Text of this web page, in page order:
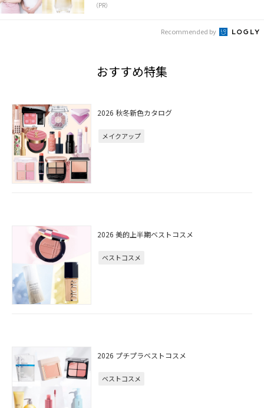
（PR）
Recommended by
おすすめ特集
2026 秋冬新色カタログ
メイクアップ
2026 美的上半期ベストコスメ
ベストコスメ
2026 プチプラベストコスメ
ベストコスメ